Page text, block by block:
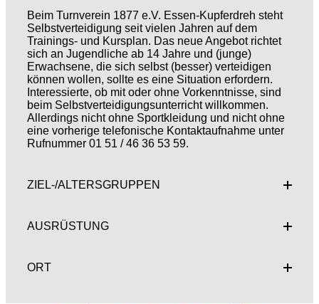
Beim Turnverein 1877 e.V. Essen-Kupferdreh steht
Selbstverteidigung seit vielen Jahren auf dem
Trainings- und Kursplan. Das neue Angebot richtet
sich an Jugendliche ab 14 Jahre und (junge)
Erwachsene, die sich selbst (besser) verteidigen
können wollen, sollte es eine Situation erfordern.
Interessierte, ob mit oder ohne Vorkenntnisse, sind
beim Selbstverteidigungsunterricht willkommen.
Allerdings nicht ohne Sportkleidung und nicht ohne
eine vorherige telefonische Kontaktaufnahme unter
Rufnummer 01 51 / 46 36 53 59.
ZIEL-/ALTERSGRUPPEN
AUSRÜSTUNG
ORT